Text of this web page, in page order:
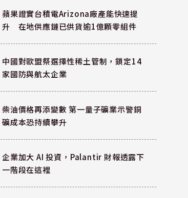
蘋果證實台積電Arizona廠產能快速提
升 在地供應鏈已供貨逾1億顆零組件
中國對歐盟祭選擇性稀土管制，鎖定14
家國防與航太企業
柴油價格再添變數 第一量子礦業示警銅
礦成本恐持續攀升
企業加大 AI 投資，Palantir 財報透露下
一階段在這裡